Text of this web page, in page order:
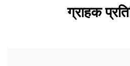
ग्राहक